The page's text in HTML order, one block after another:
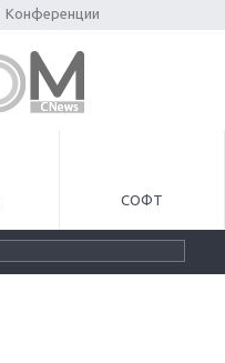
Конференции
СОФТ